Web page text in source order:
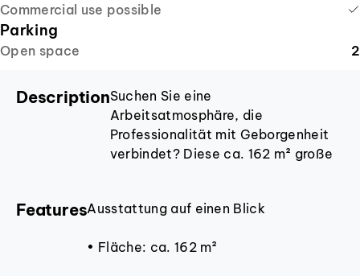
Commercial use possible
Parking
Open space 2
DescriptionSuchen Sie eine
Arbeitsatmosphäre, die
Professionalität mit Geborgenheit
verbindet? Diese ca. 162 m² große
verteilt, besticht das Objekt durch
mit viel Echtholz, die sofort eine
FeaturesAusstattung auf einen Blick
• Fläche: ca. 162 m²